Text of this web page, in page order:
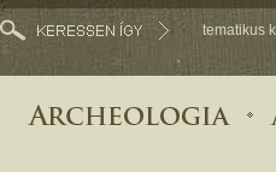
tematikus